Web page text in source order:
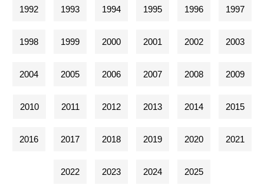
1992 1993 1994 1995 1996 1997
1998 1999 2000 2001 2002 2003
2004 2005 2006 2007 2008 2009
2010 2011 2012 2013 2014 2015
2016 2017 2018 2019 2020 2021
2022 2023 2024 2025